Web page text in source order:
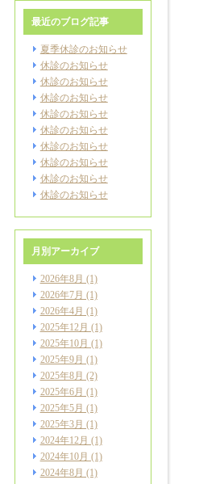
最近のブログ記事
夏季休診のお知らせ
休診のお知らせ
休診のお知らせ
休診のお知らせ
休診のお知らせ
休診のお知らせ
休診のお知らせ
休診のお知らせ
休診のお知らせ
休診のお知らせ
月別アーカイブ
2026年8月 (1)
2026年7月 (1)
2026年4月 (1)
2025年12月 (1)
2025年10月 (1)
2025年9月 (1)
2025年8月 (2)
2025年6月 (1)
2025年5月 (1)
2025年3月 (1)
2024年12月 (1)
2024年10月 (1)
2024年8月 (1)